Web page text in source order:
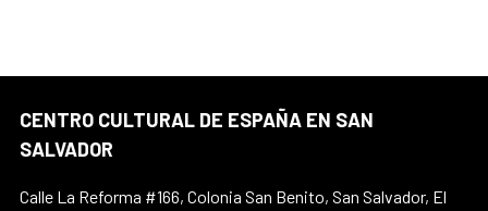
CENTRO CULTURAL DE ESPAÑA EN SAN
SALVADOR
Calle La Reforma #166, Colonia San Benito, San Salvador, El